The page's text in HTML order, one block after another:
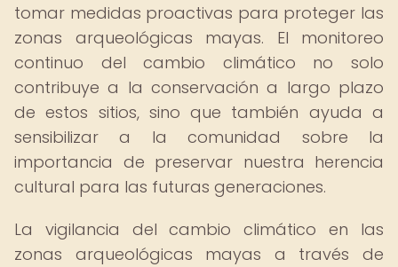
tomar medidas proactivas para proteger las
zonas arqueológicas mayas. El monitoreo
continuo del cambio climático no solo
contribuye a la conservación a largo plazo
de estos sitios, sino que también ayuda a
sensibilizar a la comunidad sobre la
importancia de preservar nuestra herencia
cultural para las futuras generaciones.
La vigilancia del cambio climático en las
zonas arqueológicas mayas a través de